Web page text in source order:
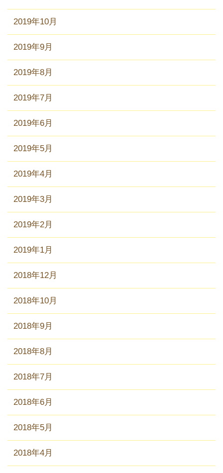
2019年10月
2019年9月
2019年8月
2019年7月
2019年6月
2019年5月
2019年4月
2019年3月
2019年2月
2019年1月
2018年12月
2018年10月
2018年9月
2018年8月
2018年7月
2018年6月
2018年5月
2018年4月